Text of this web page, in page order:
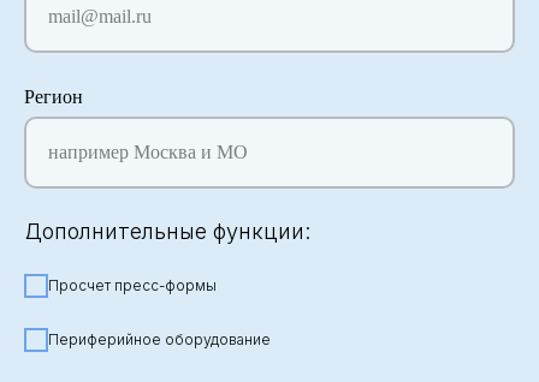
mail@mail.ru
Регион
например Москва и МО
Дополнительные функции:
Просчет пресс-формы
Периферийное оборудование